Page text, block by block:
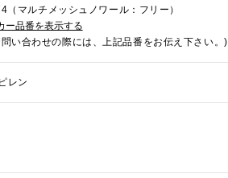
（マルチメッシュノワール：フリー）
ー品番を表示する
い合わせの際には、上記品番をお伝え下さい。)
レン